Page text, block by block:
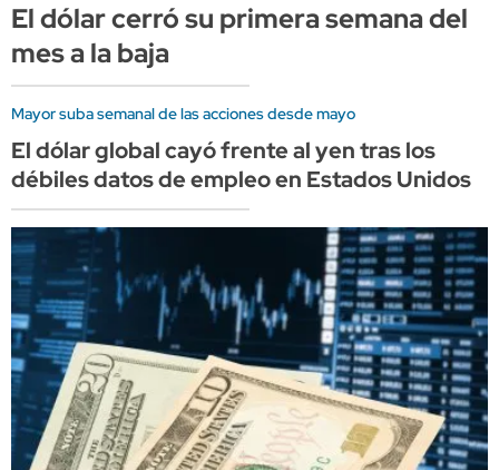
El dólar cerró su primera semana del
mes a la baja
Mayor suba semanal de las acciones desde mayo
El dólar global cayó frente al yen tras los
débiles datos de empleo en Estados Unidos